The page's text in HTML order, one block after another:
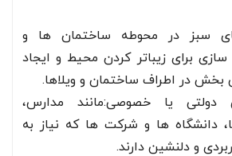
سبز در محوطه ساختمان ها و
سازی برای زیباتر کردن محیط و ایجاد
بخش در اطراف ساختمان و ویلاها.
یا خصوصی:مانند مدارس،
دانشگاه ها و شرکت ها که نیاز به
و دلنشین دارند.